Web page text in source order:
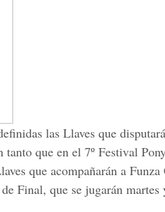
las Llaves que
que en el 7º Festival
que acompañarán a
Final, que se jugarán martes